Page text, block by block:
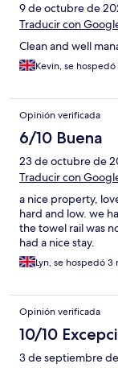
9 de octubre de
Traducir con
Clean and well
Kevin, se
Opinión verificada
6/10 Buena
23 de octubre de
Traducir con
a nice property,
hard and low. we
the towel rail was
had a nice stay.
Lyn, se hospedó 3
Opinión verificada
10/10
3 de septiembre